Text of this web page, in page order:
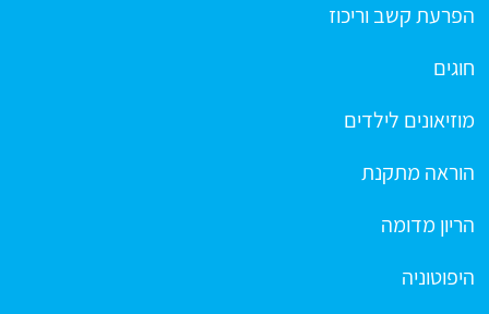
הפרעת קשב וריכוז
חוגים
מוזיאונים לילדים
הוראה מתקנת
הריון מדומה
היפוטוניה